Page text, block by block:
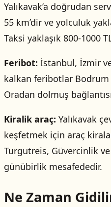
Yalıkavak’a doğrudan
55 km’dir ve yolculuk
Taksi yaklaşık 800-1000
Feribot: İstanbul, İzmir
kalkan feribotlar Bodrum
Oradan dolmuş
Kiralik araç: Yalıkavak
keşfetmek için araç
Turgutreis, Güvercinlik
günübirlik mesafededir.
Ne Zaman